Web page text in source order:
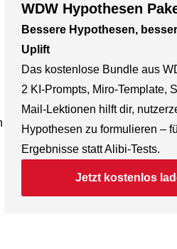
WDW Hypothesen
Bessere Hypothesen,
Uplift
Das kostenlose Bundle aus
2 KI-Prompts, Miro-Template,
Mail-Lektionen hilft dir,
Hypothesen zu formulieren –
Ergebnisse statt Alibi-Tests.
Jetzt kostenlos